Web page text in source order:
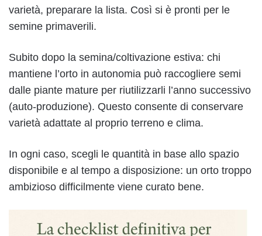
varietà, preparare la lista. Così si è pronti per le
semine primaverili.
Subito dopo la semina/coltivazione estiva: chi
mantiene l’orto in autonomia può raccogliere semi
dalle piante mature per riutilizzarli l’anno successivo
(auto-produzione). Questo consente di conservare
varietà adattate al proprio terreno e clima.
In ogni caso, scegli le quantità in base allo spazio
disponibile e al tempo a disposizione: un orto troppo
ambizioso difficilmente viene curato bene.